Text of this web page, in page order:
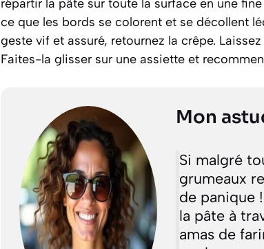
répartir la pâte sur toute la surface en une
ce que les bords se colorent et se décollent
geste vif et assuré, retournez la crêpe.
Faites-la glisser sur une assiette et
Mon
Si malgré
grumeaux
de panique
la pâte à
amas de